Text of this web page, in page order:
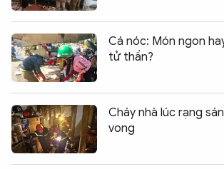
Cá nóc: Món ngon
tử thần?
Cháy nhà lúc rạng
vong